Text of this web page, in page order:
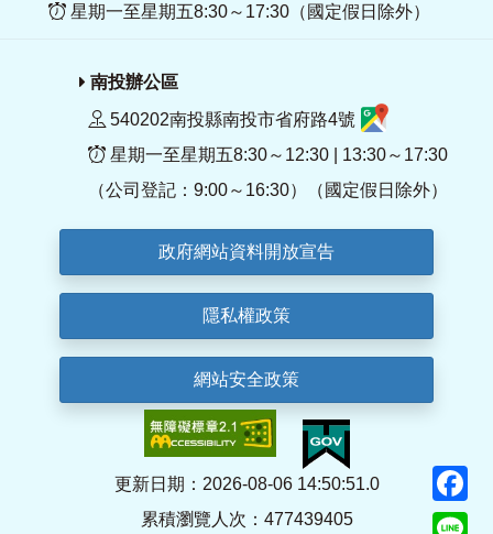
星期一至星期五8:30～17:30（國定假日除外）
南投辦公區
540202南投縣南投市省府路4號
星期一至星期五8:30～12:30 | 13:30～17:30
（公司登記：9:00～16:30）（國定假日除外）
政府網站資料開放宣告
隱私權政策
網站安全政策
更新日期：2026-08-06 14:50:51.0
累積瀏覽人次：477439405